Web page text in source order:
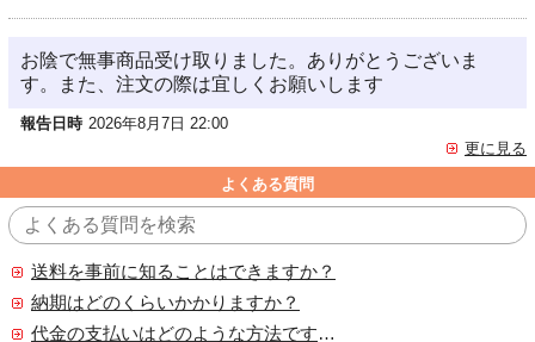
お陰で無事商品受け取りました。ありがとうございま
す。また、注文の際は宜しくお願いします
報告日時 2026年8月7日 22:00
更に見る
よくある質問
送料を事前に知ることはできますか？
納期はどのくらいかかりますか？
代金の支払いはどのような方法ですか？